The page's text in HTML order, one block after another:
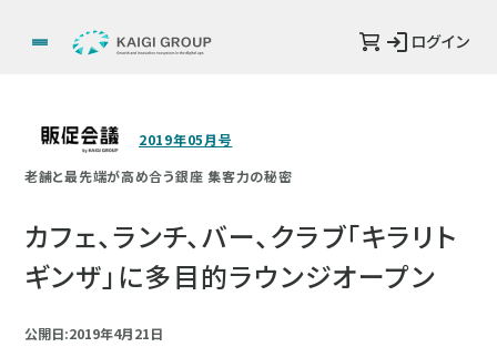
ログイン
2019年05月号
老舗と最先端が高め合う銀座 集客力の秘密
カフェ、ランチ、バー、クラブ「キラリト
ギンザ」に多目的ラウンジオープン
公開日:2019年4月21日